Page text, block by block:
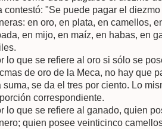
contestó: "Se puede pagar el
en oro, en plata, en camellos,
en mijo, en maíz, en habas, en
lo que se refiere al oro si sólo se
de oro de la Meca, no hay que
suma, se da el tres por ciento. Lo
correspondiente.
lo que se refiere al ganado, quien
quien posee veinticinco